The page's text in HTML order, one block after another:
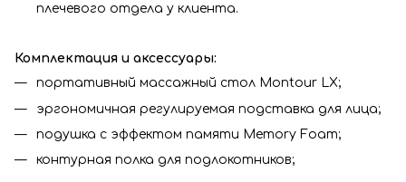
плечевого отдела у клиента.
Комплектация и аксессуары:
портативный массажный стол Montour LX;
эргономичная регулируемая подставка для лица;
подушка с эффектом памяти Memory Foam;
контурная полка для подлокотников;